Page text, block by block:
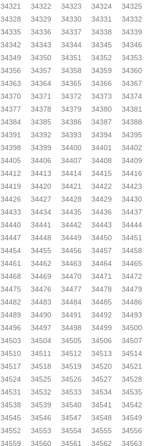
34321 34322 34323 34324
34325
34328 34329 34330 34331
34332
34335 34336 34337 34338
34339
34342 34343 34344 34345
34346
34349 34350 34351 34352
34353
34356 34357 34358 34359
34360
34363 34364 34365 34366
34367
34370 34371 34372 34373
34374
34377 34378 34379 34380
34381
34384 34385 34386 34387
34388
34391 34392 34393 34394
34395
34398 34399 34400 34401
34402
34405 34406 34407 34408
34409
34412 34413 34414 34415
34416
34419 34420 34421 34422
34423
34426 34427 34428 34429
34430
34433 34434 34435 34436
34437
34440 34441 34442 34443
34444
34447 34448 34449 34450
34451
34454 34455 34456 34457
34458
34461 34462 34463 34464
34465
34468 34469 34470 34471
34472
34475 34476 34477 34478
34479
34482 34483 34484 34485
34486
34489 34490 34491 34492
34493
34496 34497 34498 34499
34500
34503 34504 34505 34506
34507
34510 34511 34512 34513
34514
34517 34518 34519 34520
34521
34524 34525 34526 34527
34528
34531 34532 34533 34534
34535
34538 34539 34540 34541
34542
34545 34546 34547 34548
34549
34552 34553 34554 34555
34556
34559 34560 34561 34562
34563